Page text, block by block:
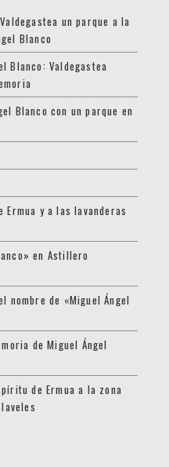
un parque a la
Blanco
Blanco: Valdegastea
Blanco con un parque en
y a las lavanderas
en Astillero
nombre de «Miguel Ángel
de Miguel Ángel
de Ermua a la zona